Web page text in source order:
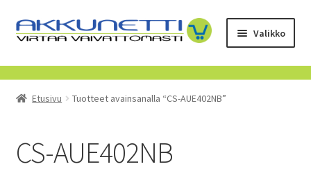
Siirry
navigointiin
Siirry
sisältöön
Valikko
Kauppa
Tietoa meistä
Yrityksille
Etusivu Tuotteet avainsanalla “CS-AUE402NB”
CS-AUE402NB